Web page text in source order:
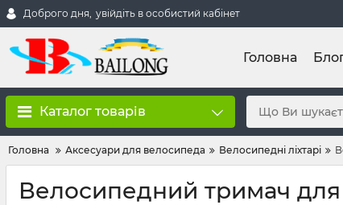
Доброго дня, увійдіть в особистий кабінет
Головна
Каталог товарів
Головна Аксесуари для велосипеда Велосипедні ліхтарі
Велосипедний тримач